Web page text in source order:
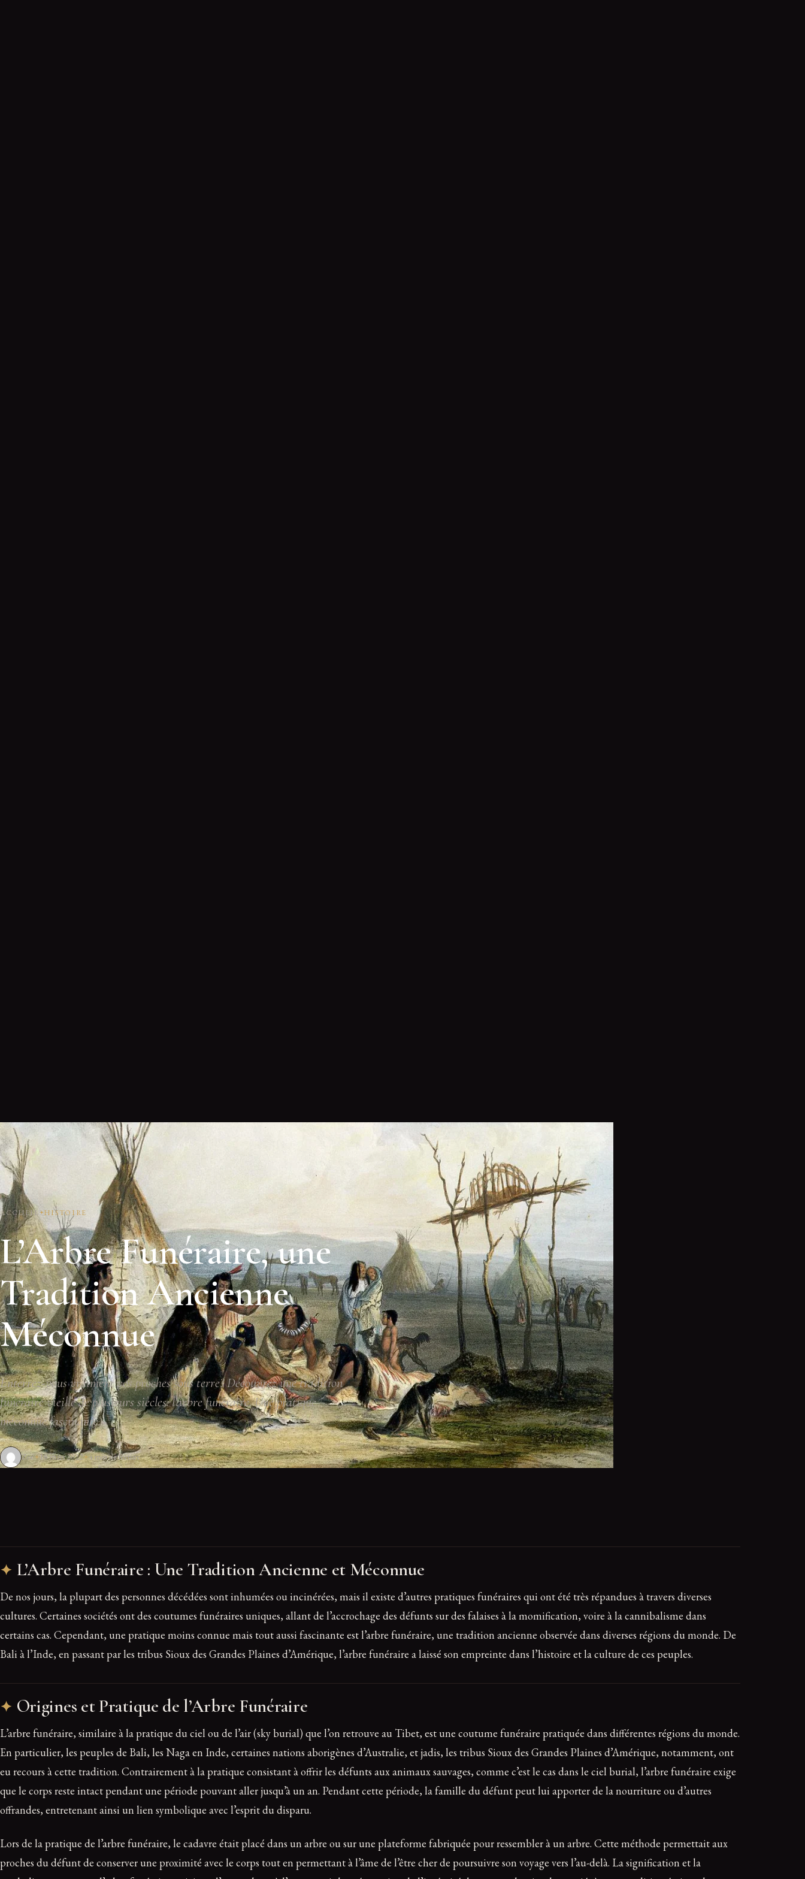
ACCUEIL HISTOIRE
L’Arbre Funéraire, une
Tradition Ancienne
Méconnue
Enterrez-vous vraiment vos proches sous terre? Découvrez une tradition
funéraire vieille de plusieurs siècles: l'arbre funéraire. Une pratique
méconnue fascinante.
Zoé 18 mars 2022 4 min de lecture
L’Arbre Funéraire : Une Tradition Ancienne et Méconnue
De nos jours, la plupart des personnes décédées sont inhumées ou incinérées, mais il existe d’autres pratiques funéraires qui ont été très répandues à travers diverses
cultures. Certaines sociétés ont des coutumes funéraires uniques, allant de l’accrochage des défunts sur des falaises à la momification, voire à la cannibalisme dans
certains cas. Cependant, une pratique moins connue mais tout aussi fascinante est l’arbre funéraire, une tradition ancienne observée dans diverses régions du monde. De
Bali à l’Inde, en passant par les tribus Sioux des Grandes Plaines d’Amérique, l’arbre funéraire a laissé son empreinte dans l’histoire et la culture de ces peuples.
Origines et Pratique de l’Arbre Funéraire
L’arbre funéraire, similaire à la pratique du ciel ou de l’air (sky burial) que l’on retrouve au Tibet, est une coutume funéraire pratiquée dans différentes régions du monde.
En particulier, les peuples de Bali, les Naga en Inde, certaines nations aborigènes d’Australie, et jadis, les tribus Sioux des Grandes Plaines d’Amérique, notamment, ont
eu recours à cette tradition. Contrairement à la pratique consistant à offrir les défunts aux animaux sauvages, comme c’est le cas dans le ciel burial, l’arbre funéraire exige
que le corps reste intact pendant une période pouvant aller jusqu’à un an. Pendant cette période, la famille du défunt peut lui apporter de la nourriture ou d’autres
offrandes, entretenant ainsi un lien symbolique avec l’esprit du disparu.
Lors de la pratique de l’arbre funéraire, le cadavre était placé dans un arbre ou sur une plateforme fabriquée pour ressembler à un arbre. Cette méthode permettait aux
proches du défunt de conserver une proximité avec le corps tout en permettant à l’âme de l’être cher de poursuivre son voyage vers l’au-delà. La signification et la